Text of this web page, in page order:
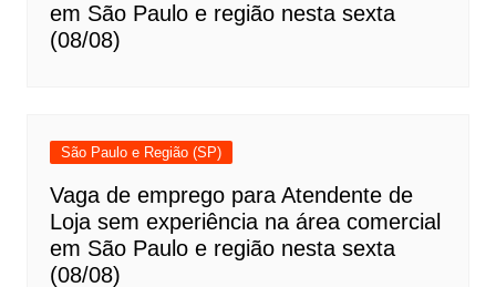
em São Paulo e região nesta sexta
(08/08)
São Paulo e Região (SP)
Vaga de emprego para Atendente de
Loja sem experiência na área comercial
em São Paulo e região nesta sexta
(08/08)